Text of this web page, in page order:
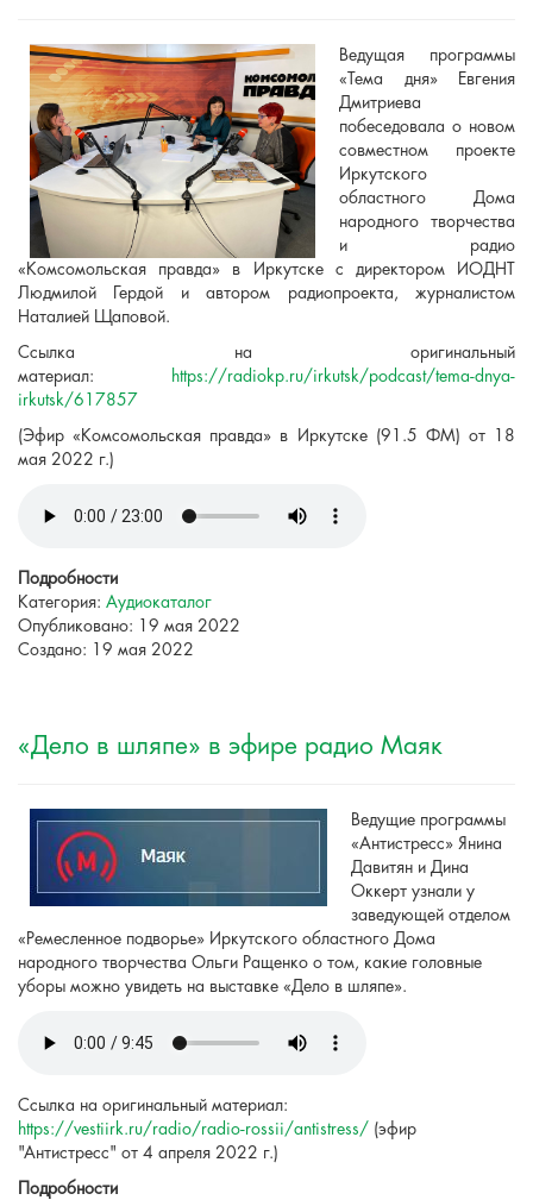
Ведущая программы
«Тема дня» Евгения
Дмитриева
побеседовала о новом
совместном проекте
Иркутского
областного Дома
народного творчества
и радио
«Комсомольская правда» в Иркутске с директором ИОДНТ
Людмилой Гердой и автором радиопроекта, журналистом
Наталией Щаповой.
Ссылка на оригинальный
материал:
https://radiokp.ru/irkutsk/podcast/tema-dnya-
irkutsk/617857
(Эфир «Комсомольская правда» в Иркутске (91.5 ФМ) от 18
мая 2022 г.)
Подробности
Категория: Аудиокаталог
Опубликовано: 19 мая 2022
Создано: 19 мая 2022
«Дело в шляпе» в эфире радио Маяк
Ведущие программы
«Антистресс» Янина
Давитян и Дина
Оккерт узнали у
заведующей отделом
«Ремесленное подворье» Иркутского областного Дома
народного творчества Ольги Ращенко о том, какие головные
уборы можно увидеть на выставке «Дело в шляпе».
Ссылка на оригинальный материал:
https://vestiirk.ru/radio/radio-rossii/antistress/ (эфир
"Антистресс" от 4 апреля 2022 г.)
Подробности